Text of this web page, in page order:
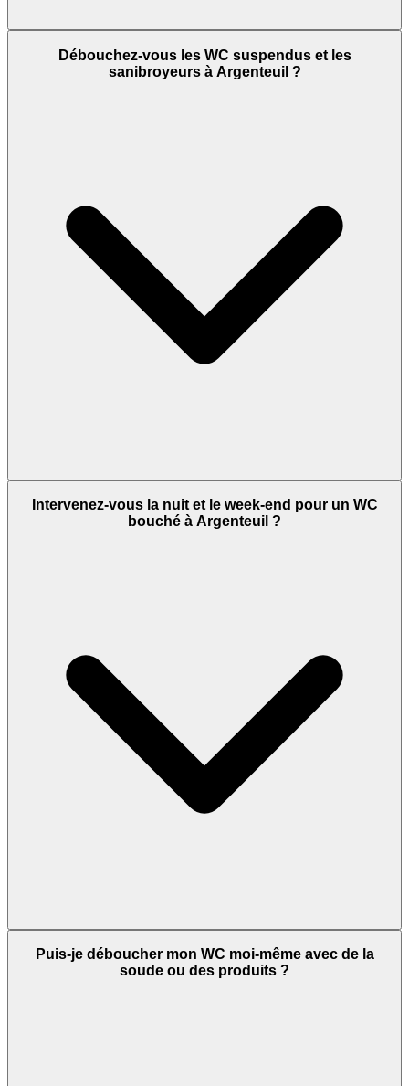
Débouchez-vous les WC suspendus et les
sanibroyeurs à Argenteuil ?
Intervenez-vous la nuit et le week-end pour un WC
bouché à Argenteuil ?
Puis-je déboucher mon WC moi-même avec de la
soude ou des produits ?